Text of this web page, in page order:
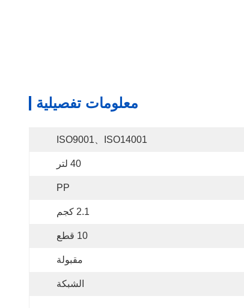
معلومات تفصيلية
ISO9001、ISO14001
40 لتر
PP
2.1 كجم
10 قطع
مقبولة
الشبكة